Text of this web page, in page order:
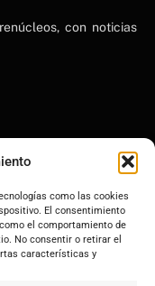
como las cookies
El consentimiento
el comportamiento de
No consentir o retirar el
características y
con noticias